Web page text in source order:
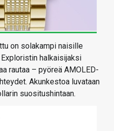
on solakampi naisille
Exploristin halkaisijaksi
rautaa – pyöreä AMOLED-
Akunkestoa luvataan
suositushintaan.